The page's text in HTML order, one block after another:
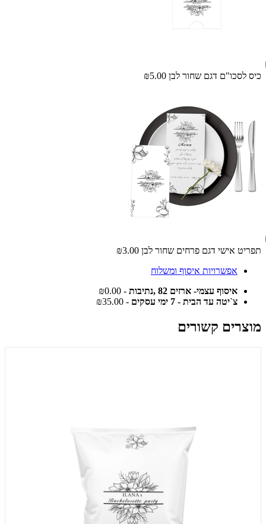
כיס לסכו"ם דגם שחור לבן ₪5.00
תפריט אישי דגם פרחים שחור לבן ₪3.00
אפשרויות איסוף ומשלוח
איסוף עצמי- ארזים 82 ,נתיבות
- ₪0.00
צ`יטה עד הבית - 7 ימי עסקים
- ₪35.00
מוצרים קשורים